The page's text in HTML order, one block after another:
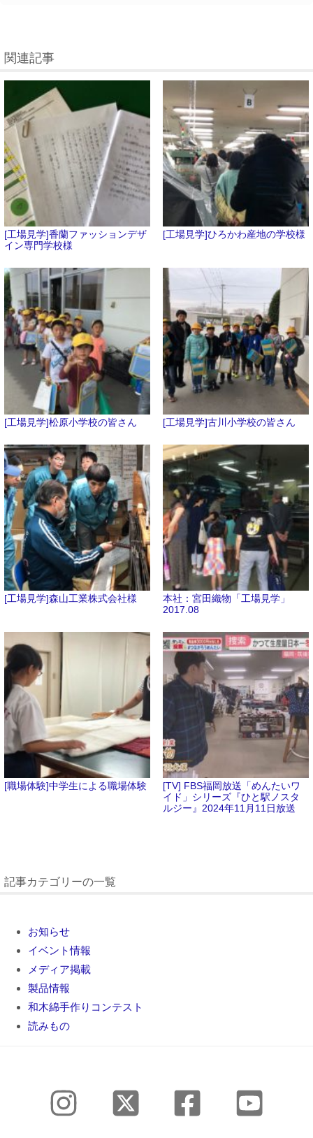
関連記事
[工場見学]香蘭ファッションデザ
イン専門学校様
[工場見学]ひろかわ産地の学校様
[工場見学]松原小学校の皆さん [工場見学]古川小学校の皆さん
[工場見学]森山工業株式会社様
本社：宮田織物「工場見学」
2017.08
[職場体験]中学生による職場体験
[TV] FBS福岡放送「めんたいワ
イド」シリーズ『ひと駅ノスタ
ルジー』2024年11月11日放送
記事カテゴリーの一覧
お知らせ
イベント情報
メディア掲載
製品情報
和木綿手作りコンテスト
読みもの